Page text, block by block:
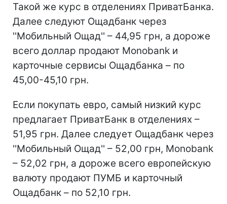
Такой же курс в отделениях ПриватБанка.
Далее следуют Ощадбанк через
''Мобильный Ощад'' – 44,95 грн, а дороже
всего доллар продают Monobank и
карточные сервисы Ощадбанка – по
45,00-45,10 грн.
Если покупать евро, самый низкий курс
предлагает ПриватБанк в отделениях –
51,95 грн. Далее следует Ощадбанк через
''Мобильный Ощад'' – 52,00 грн, Monobank
– 52,02 грн, а дороже всего европейскую
валюту продают ПУМБ и карточный
Ощадбанк – по 52,10 грн.